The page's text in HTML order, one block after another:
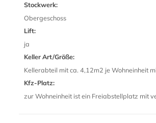
Stockwerk:
Obergeschoss
Lift:
ja
Keller Art/Größe:
Kellerabteil mit ca. 4,12m2 je Wohneinheit
Kfz-Platz:
zur Wohneinheit ist ein Freiabstellplatz mit